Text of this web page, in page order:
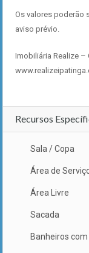
Os valores poderão
aviso prévio.
Imobiliária Realize –
Recursos
Sala / Copa
Área de
Área Livre
Sacada
Banheiros